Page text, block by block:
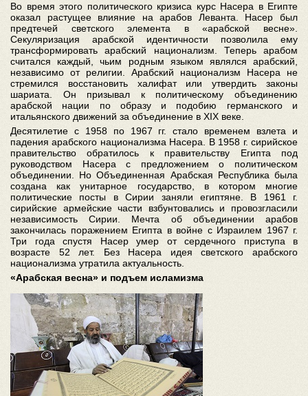
Во время этого политического кризиса курс Насера в Египте
оказал растущее влияние на арабов Леванта. Насер был
предтечей светского элемента в «арабской весне».
Секуляризация арабской идентичности позволила ему
трансформировать арабский национализм. Теперь арабом
считался каждый, чьим родным языком являлся арабский,
независимо от религии. Арабский национализм Насера не
стремился восстановить халифат или утвердить законы
шариата. Он призывал к политическому объединению
арабской нации по образу и подобию германского и
итальянского движений за объединение в XIX веке.
Десятилетие с 1958 по 1967 гг. стало временем взлета и
падения арабского национализма Насера. В 1958 г. сирийское
правительство обратилось к правительству Египта под
руководством Насера с предложением о политическом
объединении. Но Объединенная Арабская Республика была
создана как унитарное государство, в котором многие
политические посты в Сирии заняли египтяне. В 1961 г.
сирийские армейские части взбунтовались и провозгласили
независимость Сирии. Мечта об объединении арабов
закончилась поражением Египта в войне с Израилем 1967 г.
Три года спустя Насер умер от сердечного приступа в
возрасте 52 лет. Без Насера идея светского арабского
национализма утратила актуальность.
«Арабская весна» и подъем исламизма